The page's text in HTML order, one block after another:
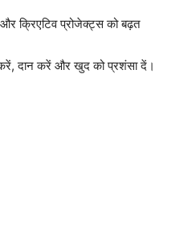
और क्रिएटिव प्रोजेक्ट्स को बढ़त
दान करें और खुद को प्रशंसा दें।